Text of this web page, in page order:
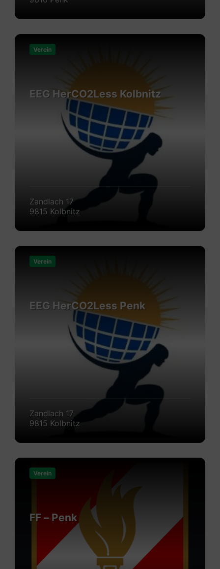
Verein
EEG HerCO2Less Kolbnitz
Zandlach 17
9815 Kolbnitz
Mehr
erfahren
Verein
EEG HerCO2Less Penk
Zandlach 17
9815 Kolbnitz
Mehr
erfahren
Verein
FF – Penk
Mehr
erfahren